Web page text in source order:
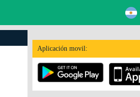
Aplicación movil: